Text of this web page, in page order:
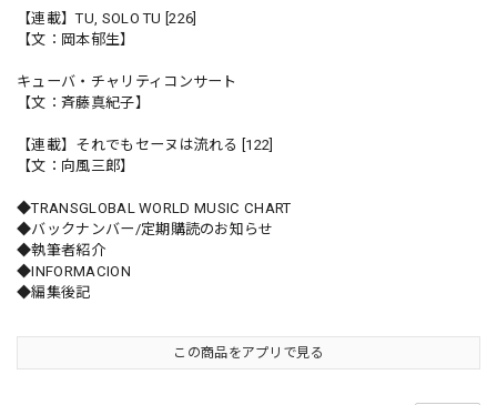
【連載】TU, SOLO TU [226]
【文：岡本郁生】
キューバ・チャリティコンサート
【文：斉藤真紀子】
【連載】それでもセーヌは流れる [122]
【文：向風三郎】
◆TRANSGLOBAL WORLD MUSIC CHART
◆バックナンバー/定期購読のお知らせ
◆執筆者紹介
◆INFORMACION
◆編集後記
この商品をアプリで見る